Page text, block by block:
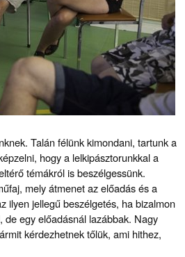
Talán félünk kimondani, tartunk a
hogy a lelkipásztorunkkal a
témákról is beszélgessünk.
mely átmenet az előadás és a
ilyen jellegű beszélgetés, ha bizalmon
egy előadásnál lazábbak. Nagy
kérdezhetnek tőlük, ami hithez,